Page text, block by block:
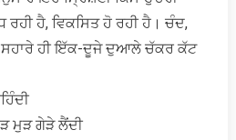
ਹੈ, ਵਿਕਸਿਤ ਹੋ ਰਹੀ ਹੈ। ਚੰਦ,
ਹੀ ਇੱਕ-ਦੂਜੇ ਦੁਆਲੇ ਚੱਕਰ ਕੱਟ
ਮੁੜ ਗੇੜੇ ਲੈਂਦੀ